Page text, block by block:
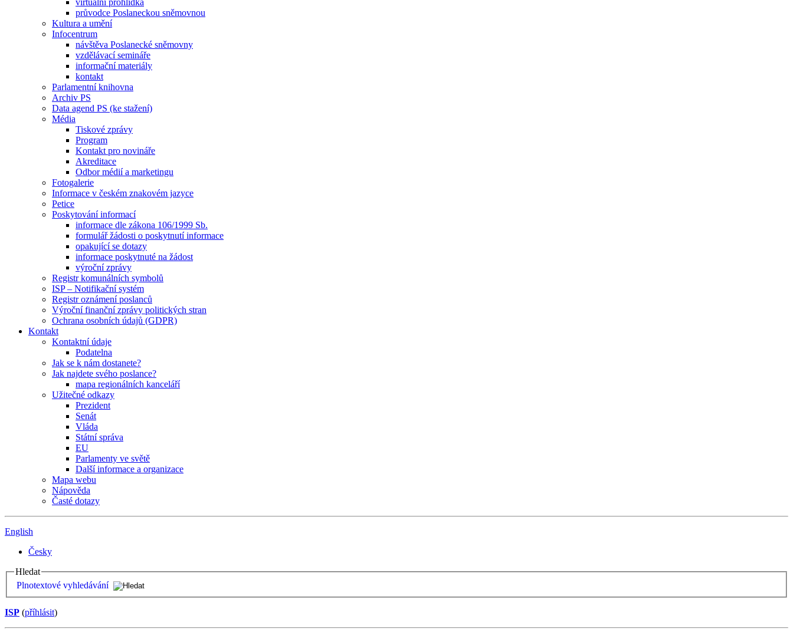
průvodce Poslaneckou sněmovnou
Kultura a umění
Infocentrum
návštěva Poslanecké sněmovny
vzdělávací semináře
informační materiály
kontakt
Parlamentní knihovna
Archiv PS
Data agend PS (ke stažení)
Média
Tiskové zprávy
Program
Kontakt pro novináře
Akreditace
Odbor médií a marketingu
Fotogalerie
Informace v českém znakovém jazyce
Petice
Poskytování informací
informace dle zákona 106/1999 Sb.
formulář žádosti o poskytnutí informace
opakující se dotazy
informace poskytnuté na žádost
výroční zprávy
Registr komunálních symbolů
ISP – Notifikační systém
Registr oznámení poslanců
Výroční finanční zprávy politických stran
Ochrana osobních údajů (GDPR)
Kontakt
Kontaktní údaje
Podatelna
Jak se k nám dostanete?
Jak najdete svého poslance?
mapa regionálních kanceláří
Užitečné odkazy
Prezident
Senát
Vláda
Státní správa
EU
Parlamenty ve světě
Další informace a organizace
Mapa webu
Nápověda
Časté dotazy
English
Česky
Hledat
Plnotextové vyhledávání
ISP (příhlásit)